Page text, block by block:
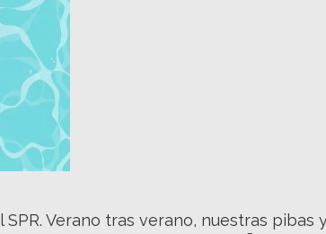
Verano tras verano, nuestras pibas